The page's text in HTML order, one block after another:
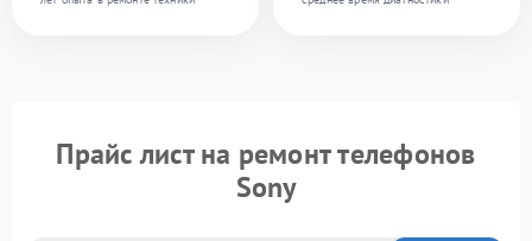
Прайс лист на ремонт телефонов
Sony